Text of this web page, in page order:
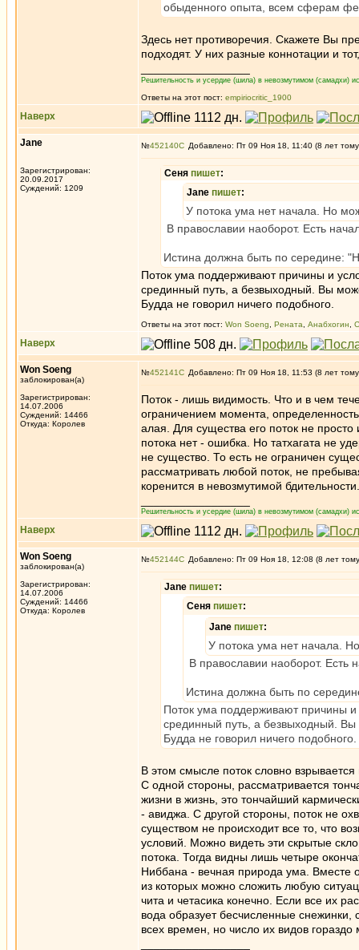
обыденного опыта, всем сферам
Здесь нет противоречия. Скажете Вы
подходят. У них разные коннотации и
Решительность и усердие (шила) в невозмутимом (самадхи)
Ответы на этот пост: empiriocritic_1900
Наверх
Jane
Зарегистрирован:
20.09.2017
Суждений: 1209
№452140 Добавлено: Пт 09 Ноя 18, 11:40 (8 лет
Сеня пишет:
Jane пишет:
У потока ума нет начала. Но
В православии наоборот. Есть
Истина должна быть по середине:
Поток ума поддерживают причины и
срединный путь, а безвыходный. Вы
Будда не говорил ничего подобного.
Ответы на этот пост: Won Soeng Рената Анабхогин
Наверх
Won Soeng
заблокирован(а)
Зарегистрирован:
14.07.2006
Суждений: 14466
Откуда: Королев
№452141 Добавлено: Пт 09 Ноя 18, 11:53 (8 лет
Поток - лишь видимость. Что и в чем
ограничением момента,
алая. Для существа его поток не
потока нет - ошибка. Но татхагата не
не существо. То есть не ограничен
рассматривать любой поток, не
коренится в невозмутимой бдительности.
Решительность и усердие (шила) в невозмутимом (самадхи)
Наверх
Won Soeng
заблокирован(а)
Зарегистрирован:
14.07.2006
Суждений: 14466
Откуда: Королев
№452144 Добавлено: Пт 09 Ноя 18, 12:08 (8 лет
Jane пишет:
Сеня пишет:
Jane пишет:
У потока ума нет начала.
В православии наоборот. Есть
Истина должна быть по
Поток ума поддерживают причины и
срединный путь, а безвыходный. Вы
Будда не говорил ничего подобного.
В этом смысле поток словно
С одной стороны, рассматривается
жизни в жизнь, это тончайший
- авиджа. С другой стороны, поток не
существом не происходит все то, что
условий. Можно видеть эти скрытые
потока. Тогда видны лишь четыре
Ниббана - вечная природа ума. Вместе
из которых можно сложить любую
чита и четасика конечно. Если все их
вода образует бесчисленные
всех времен, но число их видов